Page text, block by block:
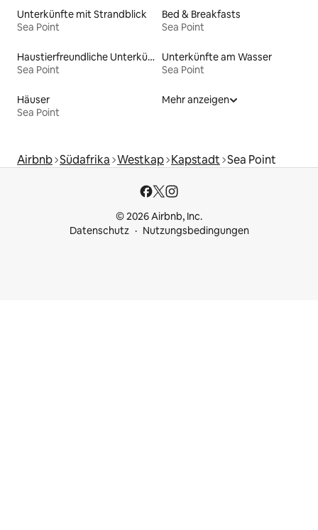
Unterkünfte mit Strandblick
Sea Point
Bed & Breakfasts
Sea Point
Haustierfreundliche Unterkünfte
Sea Point
Unterkünfte am Wasser
Sea Point
Häuser
Sea Point
Mehr anzeigen
Airbnb Südafrika Westkap Kapstadt Sea Point
© 2026 Airbnb, Inc.
Datenschutz
Nutzungsbedingungen